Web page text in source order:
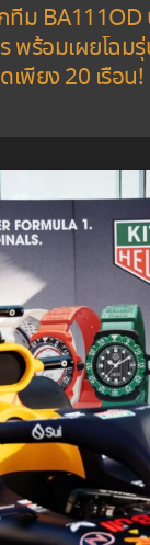
ทีม
พร้อมเผยโฉม
เพียง 20 เรือน!